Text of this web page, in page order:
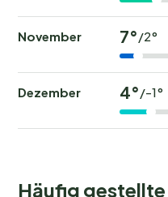
Inmitten der Natur
Außen
Grundstücksfläche:
November 7°/2°
Dezember 4°/-1°
Häufig gestellte